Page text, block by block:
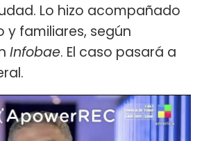
Lo hizo acompañado
y familiares, según
Infobae. El caso pasará a